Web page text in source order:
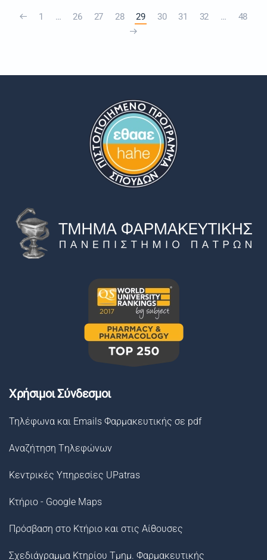
1 … 26 27 28 29 30 31 32 … 48
Χρήσιμοι Σύνδεσμοι
Τηλέφωνα και Emails Φαρμακευτικής σε pdf
Αναζήτηση Tηλεφώνων
Κεντρικές Υπηρεσίες UPatras
Κτήριο - Google Maps
Πρόσβαση στο Κτήριο και στις Αίθουσες
Σχεδιάγραμμα Κτηρίου Τμημ. Φαρμακευτικής